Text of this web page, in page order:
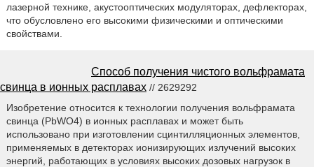
лазерной технике, акустооптических модуляторах, дефлекторах,
что обусловлено его высокими физическими и оптическими
свойствами.
Способ получения чистого вольфрамата
свинца в ионных расплавах // 2629292
Изобретение относится к технологии получения вольфрамата
свинца (PbWO4) в ионных расплавах и может быть
использовано при изготовлении сцинтилляционных элементов,
применяемых в детекторах ионизирующих излучений высоких
энергий, работающих в условиях высоких дозовых нагрузок в